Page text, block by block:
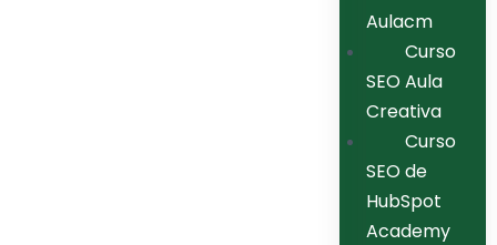
Aulacm
Curso
SEO Aula
Creativa
Curso
SEO de
HubSpot
Academy